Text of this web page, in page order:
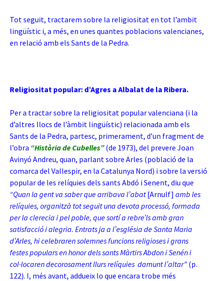
Tot seguit, tractarem sobre la religiositat en tot l’ambit
lingüístic i, a més, en unes quantes poblacions valencianes,
en relació amb els Sants de la Pedra.
Religiositat popular: d’Agres a Albalat de la Ribera.
Per a tractar sobre la religiositat popular valenciana (i la
d’altres llocs de l’àmbit lingüístic) relacionada amb els
Sants de la Pedra, partesc, primerament, d’un fragment de
l’obra “Història de Cubelles” (de 1973), del prevere Joan
Avinyó Andreu, quan, parlant sobre Arles (població de la
comarca del Vallespir, en la Catalunya Nord) i sobre la versió
popular de les relíquies dels sants Abdó i Senent, diu que
“Quan la gent va saber que arribava l’abat[Arnulf] amb les
relíquies, organitzà tot seguit una devota processó, formada
per la clerecia i pel poble, que sortí a rebre’ls amb gran
satisfacció i alegria. Entrats ja a l’església de Santa Maria
d’Arles, hi celebraren solemnes funcions religioses i grans
festes populars en honor dels sants Màrtirs Abdon i Senén i
col·locaren decorosament llurs relíquies damunt l’altar” (p.
122). I, més avant, addueix lo que encara trobe més